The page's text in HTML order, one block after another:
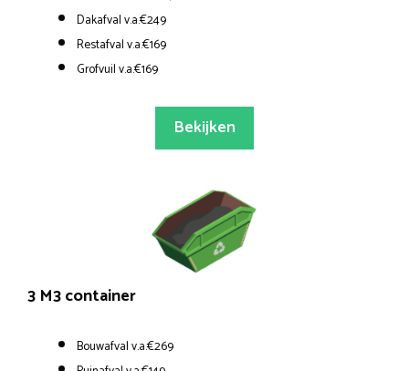
Dakafval v.a.€249
Restafval v.a.€169
Grofvuil v.a.€169
Bekijken
3 M3 container
Bouwafval v.a.€269